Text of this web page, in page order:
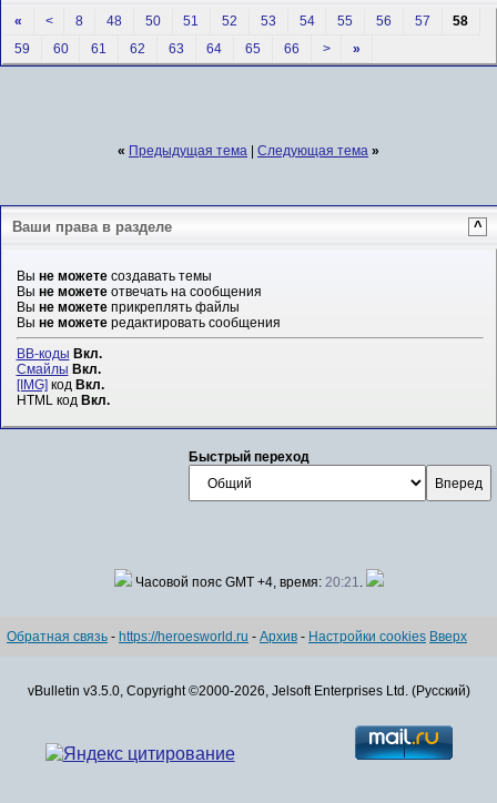
« < 8 48 50 51 52 53 54 55 56 57
58
59
60 61 62 63 64 65 66 > »
« Предыдущая тема | Следующая тема »
Ваши права в разделе ^
Вы не можетесоздавать темы
Вы не можетеотвечать на сообщения
Вы не можетеприкреплять файлы
Вы не можетередактировать сообщения
BB-коды Вкл.
Смайлы Вкл.
[IMG]код Вкл.
HTML код Вкл.
Быстрый переход
Часовой пояс GMT +4, время: 20:21.
Обратная связь - https://heroesworld.ru - Архив - Настройки cookies Вверх
vBulletin v3.5.0, Copyright ©2000-2026, Jelsoft Enterprises Ltd. (Русский)